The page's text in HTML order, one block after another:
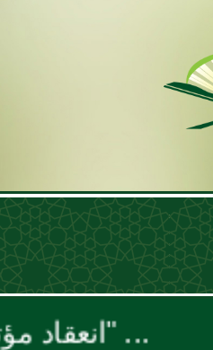
انعقاد مؤتمر علماء اليمن السنوي بعنوان "موقف علماء الأمة تجاه حرب الإبادة والتجويع في غزة ومخطط إسرائيل الكبرى"